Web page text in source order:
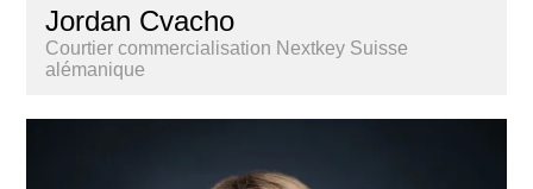
Jordan Cvacho
Courtier commercialisation Nextkey Suisse
alémanique